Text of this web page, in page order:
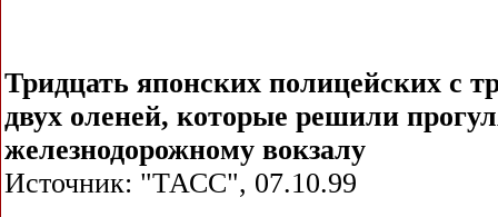
Тридцать японских полицейских с
двух оленей, которые решили
железнодорожному вокзалу
Источник: "ТАСС", 07.10.99